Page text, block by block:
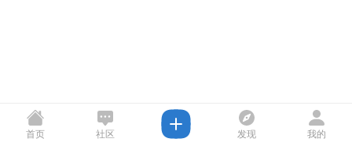
首页 社区 发现 我的